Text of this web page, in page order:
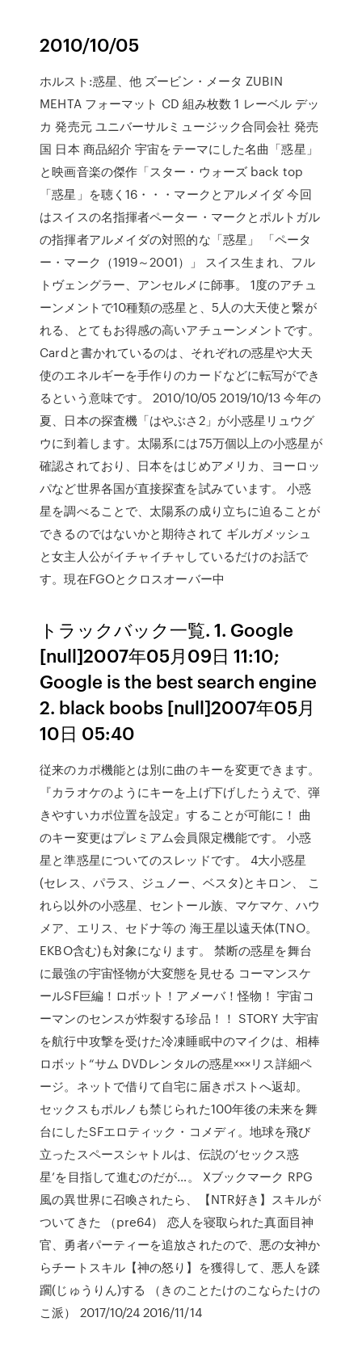
2010/10/05
ホルスト:惑星、他 ズービン・メータ ZUBIN
MEHTA フォーマット CD 組み枚数 1 レーベル デッ
カ 発売元 ユニバーサルミュージック合同会社 発売
国 日本 商品紹介 宇宙をテーマにした名曲「惑星」
と映画音楽の傑作「スター・ウォーズ back top
「惑星」を聴く16・・・マークとアルメイダ 今回
はスイスの名指揮者ペーター・マークとポルトガル
の指揮者アルメイダの対照的な「惑星」 「ペータ
ー・マーク（1919～2001）」 スイス生まれ、フル
トヴェングラー、アンセルメに師事。 1度のアチュ
ーンメントで10種類の惑星と、5人の大天使と繋が
れる、とてもお得感の高いアチューンメントです。
Cardと書かれているのは、それぞれの惑星や大天
使のエネルギーを手作りのカードなどに転写ができ
るという意味です。 2010/10/05 2019/10/13 今年の
夏、日本の探査機「はやぶさ2」が小惑星リュウグ
ウに到着します。太陽系には75万個以上の小惑星が
確認されており、日本をはじめアメリカ、ヨーロッ
パなど世界各国が直接探査を試みています。 小惑
星を調べることで、太陽系の成り立ちに迫ることが
できるのではないかと期待されて ギルガメッシュ
と女主人公がイチャイチャしているだけのお話で
す。現在FGOとクロスオーバー中
トラックバック一覧. 1. Google
[null]2007年05月09日 11:10;
Google is the best search engine
2. black boobs [null]2007年05月
10日 05:40
従来のカポ機能とは別に曲のキーを変更できます。
『カラオケのようにキーを上げ下げしたうえで、弾
きやすいカポ位置を設定』することが可能に！ 曲
のキー変更はプレミアム会員限定機能です。 小惑
星と準惑星についてのスレッドです。 4大小惑星
(セレス、パラス、ジュノー、ベスタ)とキロン、 こ
れら以外の小惑星、セントール族、マケマケ、ハウ
メア、エリス、セドナ等の 海王星以遠天体(TNO。
EKBO含む)も対象になります。 禁断の惑星を舞台
に最強の宇宙怪物が大変態を見せる コーマンスケ
ールSF巨編！ロボット！アメーバ！怪物！ 宇宙コ
ーマンのセンスが炸裂する珍品！！ STORY 大宇宙
を航行中攻撃を受けた冷凍睡眠中のマイクは、相棒
ロボット“サム DVDレンタルの惑星×××リス詳細ペ
ージ。ネットで借りて自宅に届きポストへ返却。
セックスもポルノも禁じられた100年後の未来を舞
台にしたSFエロティック・コメディ。地球を飛び
立ったスペースシャトルは、伝説の‘セックス惑
星’を目指して進むのだが…。 Xブックマーク RPG
風の異世界に召喚されたら、【NTR好き】スキルが
ついてきた （pre64） 恋人を寝取られた真面目神
官、勇者パーティーを追放されたので、悪の女神か
らチートスキル【神の怒り】を獲得して、悪人を蹂
躙(じゅうりん)する （きのことたけのこならたけの
こ派） 2017/10/24 2016/11/14